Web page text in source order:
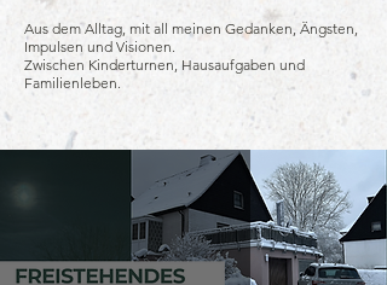
Aus dem Alltag, mit all meinen Gedanken, Ängsten,
Impulsen und Visionen.
Zwischen Kinderturnen, Hausaufgaben und
Familienleben.